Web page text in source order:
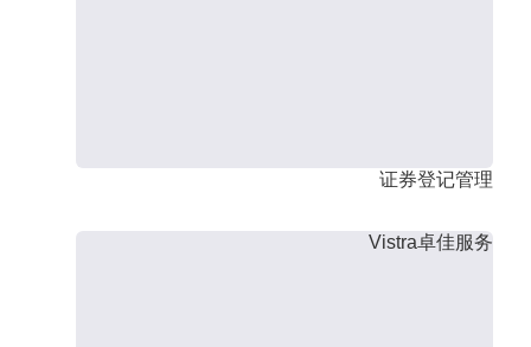
证券登记管理
Vistra卓佳服务